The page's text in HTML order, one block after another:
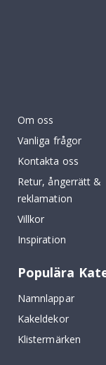
Om oss
Vanliga frågor
Kontakta oss
Retur, ångerrätt &
reklamation
Villkor
Inspiration
Populära
Namnlappar
Kakeldekor
Klistermärken